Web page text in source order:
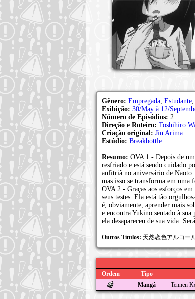
Gênero: Empregada, Estudante,
Exibição: 30/May à 12/
Número de Episódios: 2
Direção e Roteiro: Toshihiro
Criação original: Jin Arima.
Estúdio: Breakbottle.
Resumo: OVA 1 - Depois de
resfriado e está sendo cuidado
anfitriã no aniversário de Naoto.
mas isso se transforma em uma
OVA 2 - Graças aos esforços
seus testes. Ela está tão
é, obviamente, aprender mais
e encontra Yukino sentado à
ela desapareceu de sua vida.
Outros Títulos: 天然恋色アルコー
Ordem
Tipo
Mangá
Tennen